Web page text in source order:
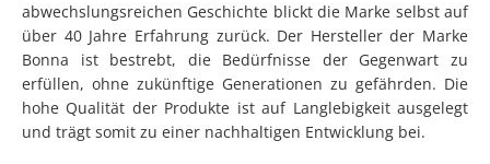
abwechslungsreichen Geschichte blickt die Marke selbst auf
über 40 Jahre Erfahrung zurück. Der Hersteller der Marke
Bonna ist bestrebt, die Bedürfnisse der Gegenwart zu
erfüllen, ohne zukünftige Generationen zu gefährden. Die
hohe Qualität der Produkte ist auf Langlebigkeit ausgelegt
und trägt somit zu einer nachhaltigen Entwicklung bei.